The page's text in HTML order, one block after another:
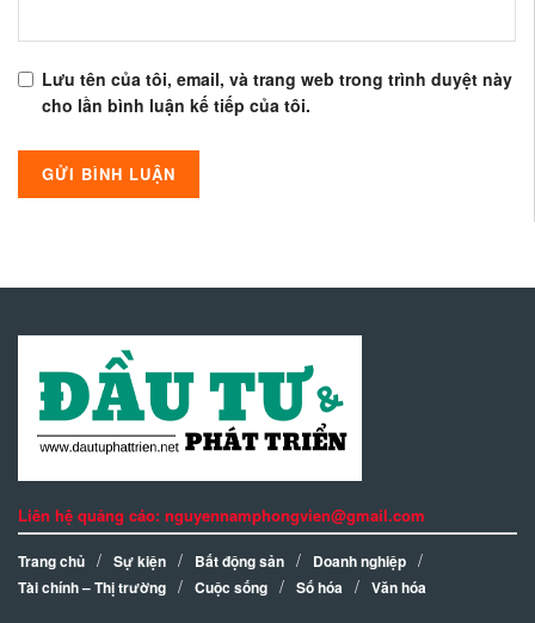
Lưu tên của tôi, email, và trang web trong trình duyệt này
cho lần bình luận kế tiếp của tôi.
Liên hệ quảng cáo: nguyennamphongvien@gmail.com
Trang chủ Sự kiện Bất động sản
Doanh nghiệp
Tài chính – Thị trường
Cuộc sống Số hóa Văn hóa